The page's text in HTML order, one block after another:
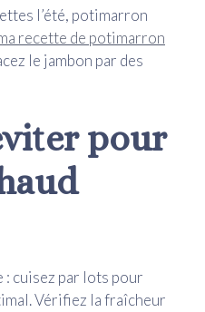
l’été, potimarron
recette de potimarron
le jambon par des
pour
: cuisez par lots pour
Vérifiez la fraîcheur